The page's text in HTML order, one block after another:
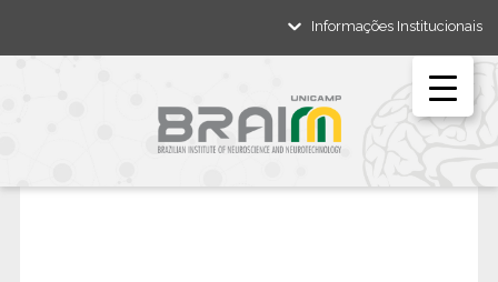
Informações Institucionais